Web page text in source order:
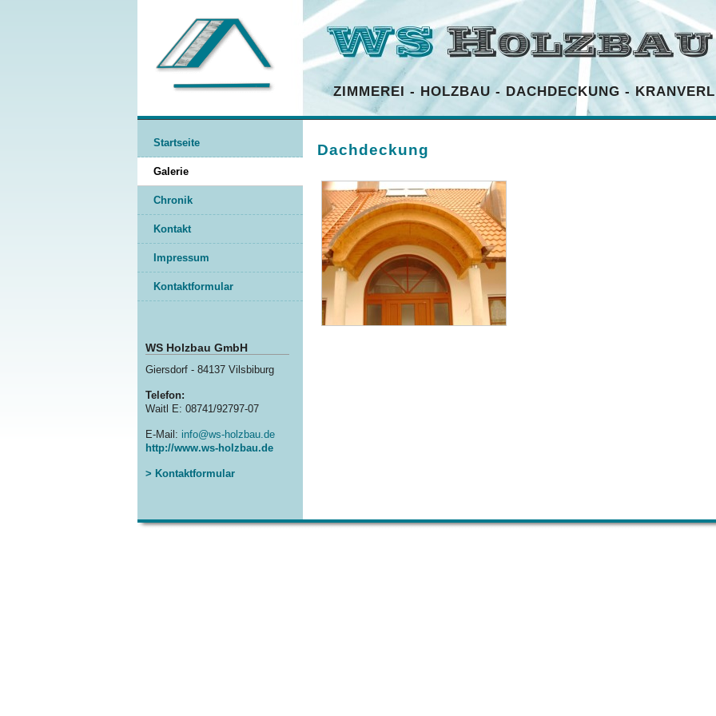
ZIMMEREI - HOLZBAU - DACHDECKUNG -
Startseite
Galerie
Chronik
Kontakt
Impressum
Kontaktformular
WS Holzbau GmbH
Giersdorf - 84137 Vilsbiburg
Telefon:
Waitl E: 08741/92797-07
E-Mail: info@ws-holzbau.de
http://www.ws-holzbau.de
> Kontaktformular
Dachdeckung